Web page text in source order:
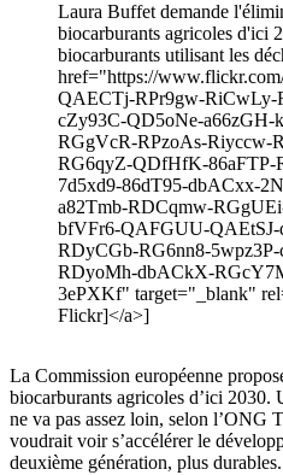
Laura Buffet demande
biocarburants agricoles d'ici
biocarburants utilisant les
href="https://
QAECTj-RPr9gw-RiCwLy-
cZy93C-QD5oNe-a66zGH-
RGgVcR-RPzoAs-Riyccw-
RG6qyZ-QDfHfK-
7d5xd9-86dT95-dbACxx-
a82Tmb-RDCqmw-
bfVFr6-QAFGUU-QAEtSJ-
RDyCGb-RG6nn8-
RDyoMh-dbACkX-
3ePXKf" target="_blank"
Flickr]</a>]
La Commission européenne
biocarburants agricoles d’ici 2030.
ne va pas assez loin, selon l’ONG
voudrait voir s’accélérer le
deuxième génération, plus durables.